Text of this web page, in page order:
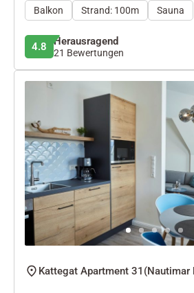
Balkon Strand: 100m Sauna
4.8 Herausragend
21 Bewertungen
Kattegat Apartment 31(Nautimar